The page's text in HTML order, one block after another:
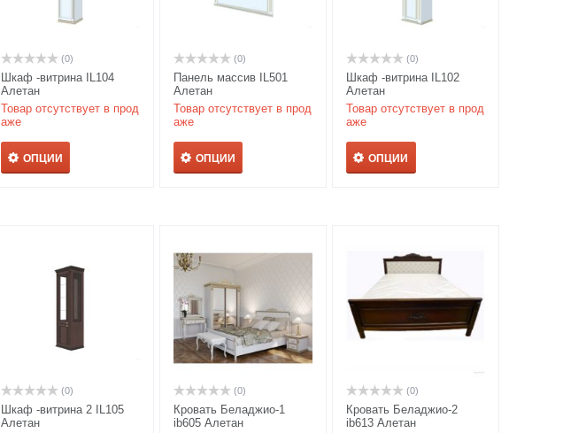
(0)
Шкаф -витрина IL104
Алетан
Товар отсутствует в прод
аже
ОПЦИИ
(0)
Панель массив IL501
Алетан
Товар отсутствует в прод
аже
ОПЦИИ
(0)
Шкаф -витрина IL102
Алетан
Товар отсутствует в прод
аже
ОПЦИИ
(0)
Шкаф -витрина 2 IL105
Алетан
(0)
Кровать Беладжио-1
ib605 Алетан
(0)
Кровать Беладжио-2
ib613 Алетан